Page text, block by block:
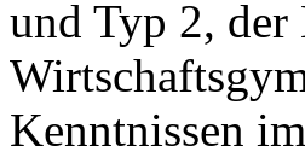
und Typ 2, der
Kenntnissen